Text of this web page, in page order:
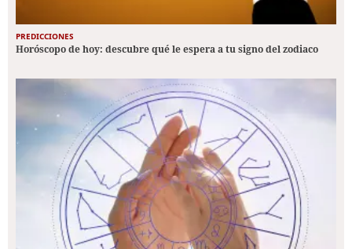
PREDICCIONES
Horóscopo de hoy: descubre qué le espera a tu signo del zodiaco